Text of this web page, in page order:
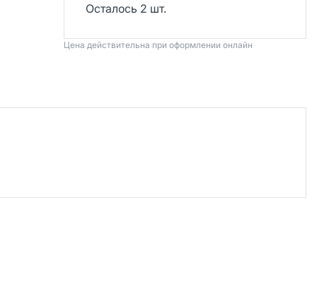
Осталось 2 шт.
Цена действительна при оформлении онлайн